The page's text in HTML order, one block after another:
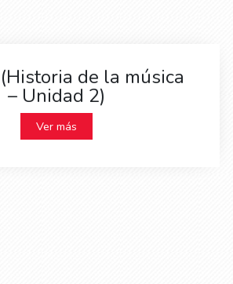
de la música
– Unidad 2)
Ver más